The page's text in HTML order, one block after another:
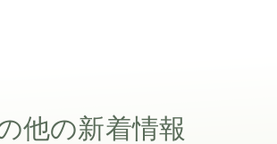
他の新着情報